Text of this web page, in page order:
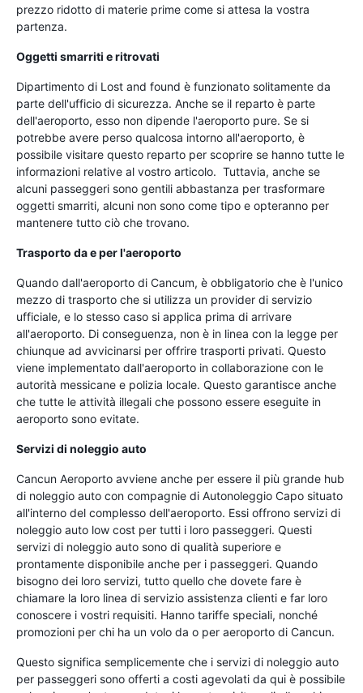
prezzo ridotto di materie prime come si attesa la vostra
partenza.
Oggetti smarriti e ritrovati
Dipartimento di Lost and found è funzionato solitamente da
parte dell'ufficio di sicurezza. Anche se il reparto è parte
dell'aeroporto, esso non dipende l'aeroporto pure. Se si
potrebbe avere perso qualcosa intorno all'aeroporto, è
possibile visitare questo reparto per scoprire se hanno tutte le
informazioni relative al vostro articolo. Tuttavia, anche se
alcuni passeggeri sono gentili abbastanza per trasformare
oggetti smarriti, alcuni non sono come tipo e opteranno per
mantenere tutto ciò che trovano.
Trasporto da e per l'aeroporto
Quando dall'aeroporto di Cancum, è obbligatorio che è l'unico
mezzo di trasporto che si utilizza un provider di servizio
ufficiale, e lo stesso caso si applica prima di arrivare
all'aeroporto. Di conseguenza, non è in linea con la legge per
chiunque ad avvicinarsi per offrire trasporti privati. Questo
viene implementato dall'aeroporto in collaborazione con le
autorità messicane e polizia locale. Questo garantisce anche
che tutte le attività illegali che possono essere eseguite in
aeroporto sono evitate.
Servizi di noleggio auto
Cancun Aeroporto avviene anche per essere il più grande hub
di noleggio auto con compagnie di Autonoleggio Capo situato
all'interno del complesso dell'aeroporto. Essi offrono servizi di
noleggio auto low cost per tutti i loro passeggeri. Questi
servizi di noleggio auto sono di qualità superiore e
prontamente disponibile anche per i passeggeri. Quando
bisogno dei loro servizi, tutto quello che dovete fare è
chiamare la loro linea di servizio assistenza clienti e far loro
conoscere i vostri requisiti. Hanno tariffe speciali, nonché
promozioni per chi ha un volo da o per aeroporto di Cancun.
Questo significa semplicemente che i servizi di noleggio auto
per passeggeri sono offerti a costi agevolati da qui è possibile